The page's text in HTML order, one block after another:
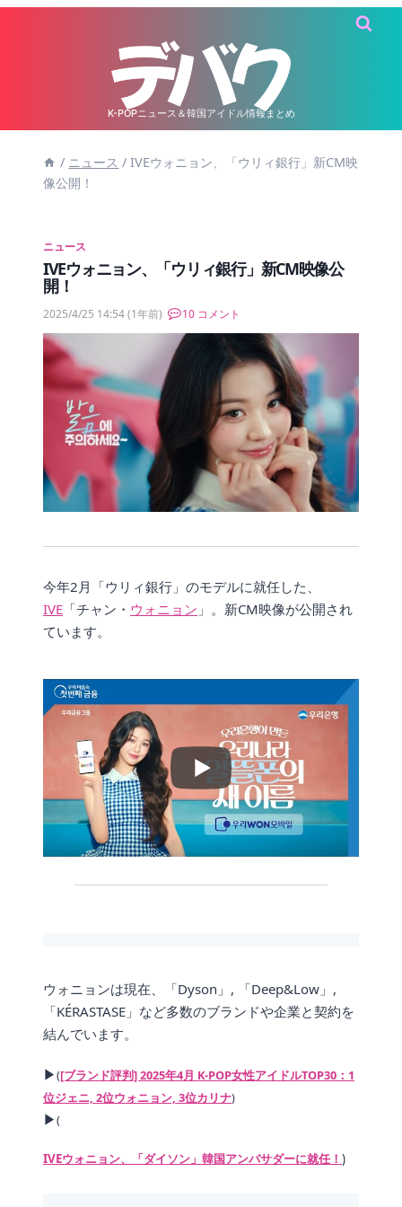
K-POPニュース＆韓国アイドル情報まとめ
/ ニュース / IVEウォニョン、「ウリィ銀行」新CM映
像公開！
ニュース
IVEウォニョン、「ウリィ銀行」新CM映像公
開！
2025/4/25 14:54(1年前) 10 コメント
今年2月「ウリィ銀行」のモデルに就任した、
IVE 「チャン・ ウォニョン 」。新CM映像が公開され
ています。
ウォニョンは現在、「Dyson」, 「Deep&Low」,
「KÉRASTASE」など多数のブランドや企業と契約を
結んでいます。
▶([ブランド評判] 2025年4月 K-POP女性アイドルTOP30：1
位ジェニ, 2位ウォニョン, 3位カリナ)
▶(
IVEウォニョン、「ダイソン」韓国アンバサダーに就任！ )